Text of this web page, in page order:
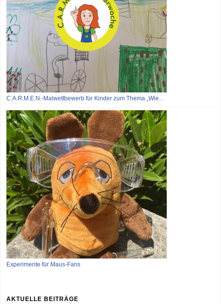
C.A.R.M.E.N.-Malwettbewerb für Kinder zum Thema „Wie…
Experimente für Maus-Fans
AKTUELLE BEITRÄGE